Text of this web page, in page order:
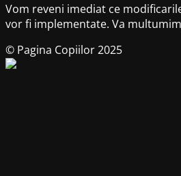
Vom reveni imediat ce
vor fi implementate. Va
© Pagina Copiilor 2025